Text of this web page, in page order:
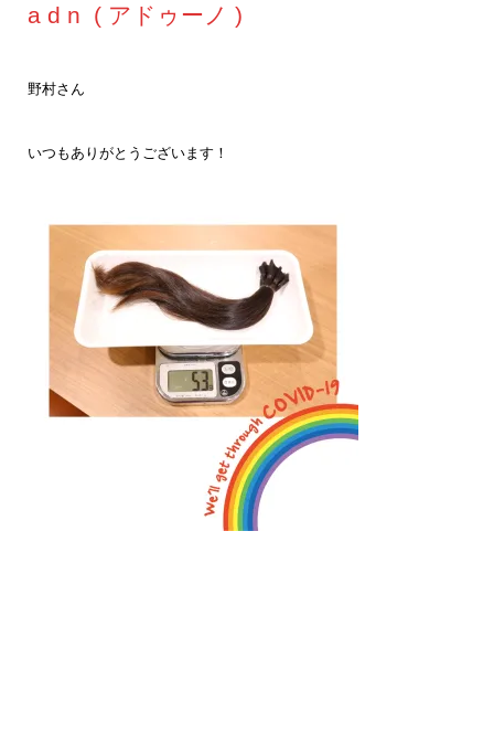
a d n ( アドゥーノ )
野村さん
いつもありがとうございます！